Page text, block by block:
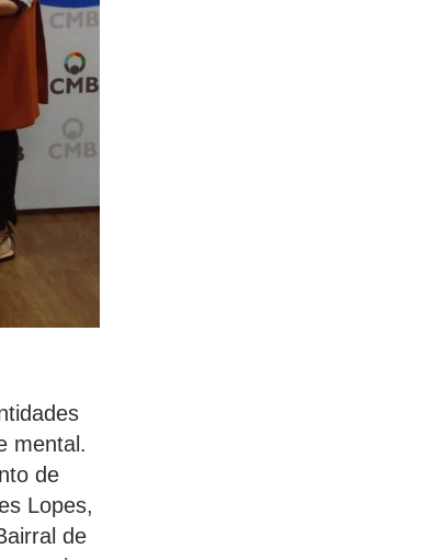
mental.
de
Lopes,
de